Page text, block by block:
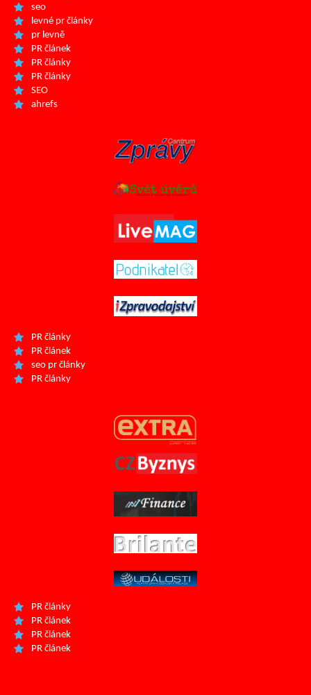
seo
levné pr články
pr levně
PR článek
PR články
PR články
SEO
ahrefs
PR články
PR článek
seo pr články
PR články
PR články
PR článek
PR článek
PR článek